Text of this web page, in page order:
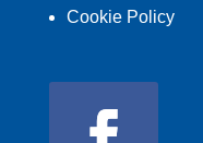
Cookie Policy